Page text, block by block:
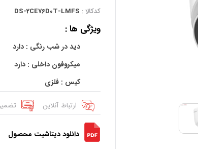
کدکالا : DS-2CE76D0T-LMFS
ویژگی ها :
دید در شب رنگی : دارد
میکروفون داخلی : دارد
کیس : فلزی
ارتباط آنلاین
دانلود دیتاشیت محصول